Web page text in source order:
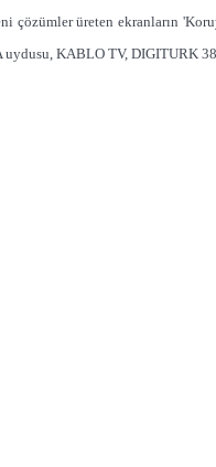
çözümler üreten ekranların
uydusu, KABLO TV, DIGITURK